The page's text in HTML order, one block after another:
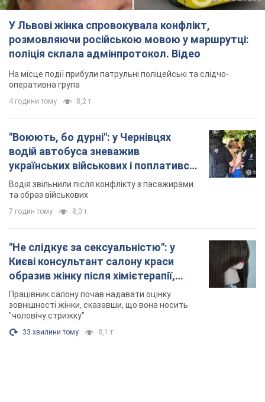
У Львові жінка спровокувала конфлікт,
розмовляючи російською мовою у маршрутці:
поліція склала адмінпротокол. Відео
На місце події прибули патрульні поліцейські та слідчо-
оперативна група
4 години тому 8,2 т.
"Воюють, бо дурні": у Чернівцях
водій автобуса зневажив
українських військових і поплатився.
Відео
Водія звільнили після конфлікту з пасажирами
та образ військових
7 годин тому 8,0 т.
"Не слідкує за сексуальністю": у
Києві консультант салону краси
образив жінку після хімієтерапії,
розгорівся скандал. Фото
Працівник салону почав надавати оцінку
зовнішності жінки, сказавши, що вона носить
"чоловічу стрижку"
33 хвилини тому 8,1 т.